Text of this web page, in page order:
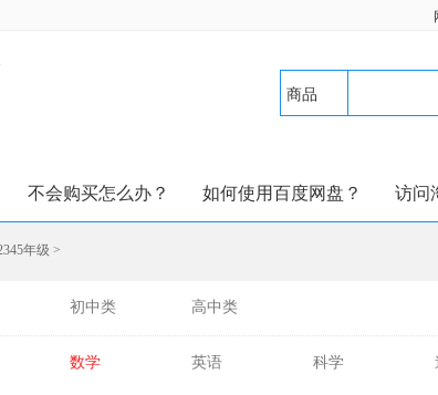
商品
不会购买怎么办？ 如何使用百度网盘？ 访问
年级 >
初中类 高中类
数学 英语 科学